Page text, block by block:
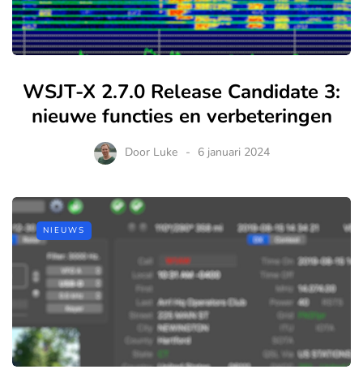
WSJT-X 2.7.0 Release Candidate 3:
nieuwe functies en verbeteringen
Door Luke 6 januari 2024
NIEUWS